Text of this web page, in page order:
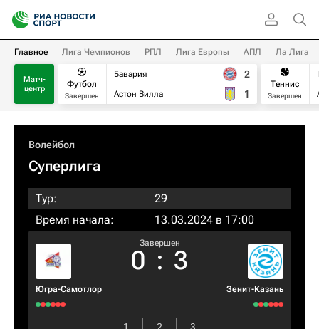
Главное Лига Чемпионов РПЛ Лига Европы АПЛ Ла Лига
Матч-
центр
Футбол
Завершен
Бавария
Астон Вилла
2
1
Теннис
Завершен
Волейбол
Суперлига
Тур:
29
Время начала:
13.03.2024 в 17:00
Югра-Самотлор
Завершен
0 : 3
Зенит-Казань